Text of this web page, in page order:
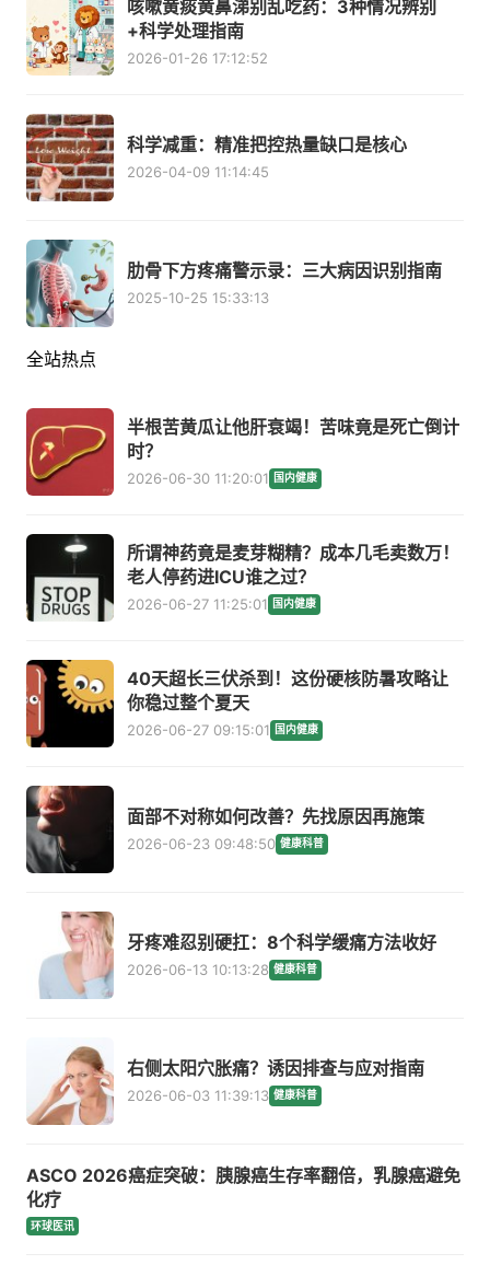
咳嗽黄痰黄鼻涕别乱吃药：3种情况辨别
+科学处理指南
2026-01-26 17:12:52
科学减重：精准把控热量缺口是核心
2026-04-09 11:14:45
肋骨下方疼痛警示录：三大病因识别指南
2025-10-25 15:33:13
全站热点
半根苦黄瓜让他肝衰竭！苦味竟是死亡倒计
时？
2026-06-30 11:20:01 国内健康
所谓神药竟是麦芽糊精？成本几毛卖数万！
老人停药进ICU谁之过？
2026-06-27 11:25:01 国内健康
40天超长三伏杀到！这份硬核防暑攻略让
你稳过整个夏天
2026-06-27 09:15:01 国内健康
面部不对称如何改善？先找原因再施策
2026-06-23 09:48:50 健康科普
牙疼难忍别硬扛：8个科学缓痛方法收好
2026-06-13 10:13:28 健康科普
右侧太阳穴胀痛？诱因排查与应对指南
2026-06-03 11:39:13 健康科普
ASCO 2026癌症突破：胰腺癌生存率翻倍，乳腺癌避免
化疗
环球医讯